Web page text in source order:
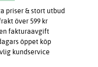
priser & stort utbud
över 599 kr
fakturaavgift
öppet köp
kundservice